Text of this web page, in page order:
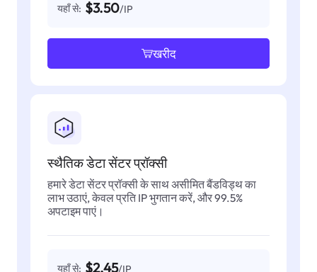
यहाँ से: $3.50/IP
खरीद
स्थैतिक डेटा सेंटर प्रॉक्सी
हमारे डेटा सेंटर प्रॉक्सी के साथ असीमित बैंडविड्थ का
लाभ उठाएं, केवल प्रति IP भुगतान करें, और 99.5%
अपटाइम पाएं।
यहाँ से: $2.45/IP